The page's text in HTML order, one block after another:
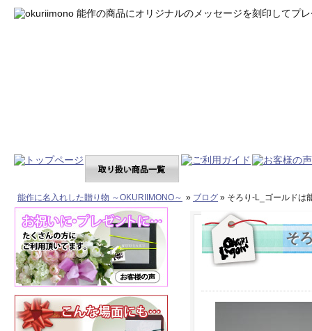
能作に名入れした贈り物 ～OKURIIMONO～ » ブログ » そろり-L_ゴールドは
そ